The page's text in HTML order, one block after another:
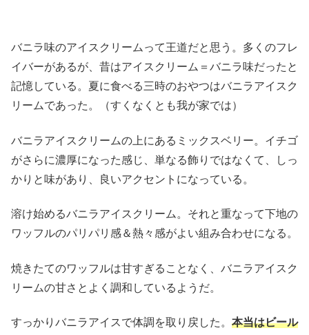
バニラ味のアイスクリームって王道だと思う。多くのフレ
イバーがあるが、昔はアイスクリーム＝バニラ味だったと
記憶している。夏に食べる三時のおやつはバニラアイスク
リームであった。（すくなくとも我が家では）
バニラアイスクリームの上にあるミックスベリー。イチゴ
がさらに濃厚になった感じ、単なる飾りではなくて、しっ
かりと味があり、良いアクセントになっている。
溶け始めるバニラアイスクリーム。それと重なって下地の
ワッフルのパリパリ感＆熱々感がよい組み合わせになる。
焼きたてのワッフルは甘すぎることなく、バニラアイスク
リームの甘さとよく調和しているようだ。
すっかりバニラアイスで体調を取り戻した。 本当はビール